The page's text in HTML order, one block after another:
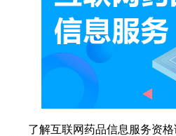
了解互联网药品信息服务资